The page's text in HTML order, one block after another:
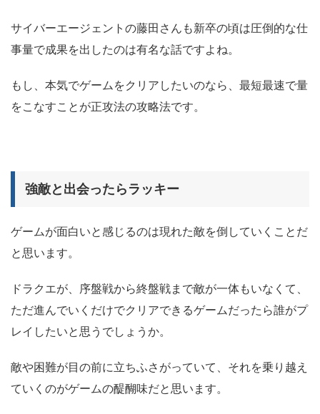
サイバーエージェントの藤田さんも新卒の頃は圧倒的な仕
事量で成果を出したのは有名な話ですよね。
もし、本気でゲームをクリアしたいのなら、最短最速で量
をこなすことが正攻法の攻略法です。
強敵と出会ったらラッキー
ゲームが面白いと感じるのは現れた敵を倒していくことだ
と思います。
ドラクエが、序盤戦から終盤戦まで敵が一体もいなくて、
ただ進んでいくだけでクリアできるゲームだったら誰がプ
レイしたいと思うでしょうか。
敵や困難が目の前に立ちふさがっていて、それを乗り越え
ていくのがゲームの醍醐味だと思います。